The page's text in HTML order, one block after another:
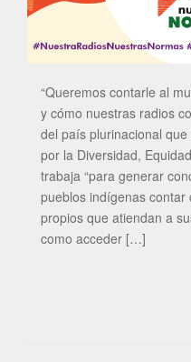
“Queremos contarle al
y cómo nuestras radios
del país plurinacional
por la Diversidad,
trabaja “para generar
pueblos indígenas contar
propios que atiendan a
como acceder […]